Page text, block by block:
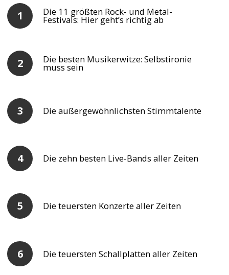
Die 11 größten Rock- und Metal-
Festivals: Hier geht’s richtig ab
Die besten Musikerwitze: Selbstironie
muss sein
Die außergewöhnlichsten Stimmtalente
Die zehn besten Live-Bands aller Zeiten
Die teuersten Konzerte aller Zeiten
Die teuersten Schallplatten aller Zeiten